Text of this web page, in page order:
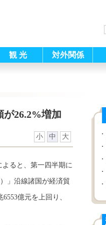
観 光 対外関係
26.2%増加
小 中 大
ると、第一四半期に
」沿線諸国が経済貿
億元を上回り、